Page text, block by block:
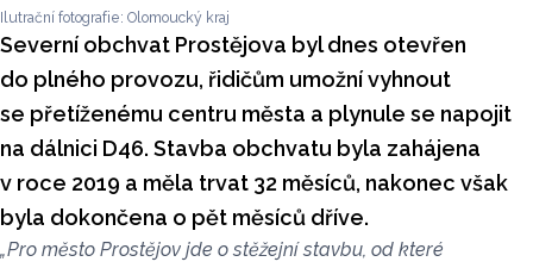
Ilutrační fotografie: Olomoucký kraj
Severní obchvat Prostějova byl dnes otevřen
do plného provozu, řidičům umožní vyhnout
se přetíženému centru města a plynule se napojit
na dálnici D46. Stavba obchvatu byla zahájena
v roce 2019 a měla trvat 32 měsíců, nakonec však
byla dokončena o pět měsíců dříve.
„Pro město Prostějov jde o stěžejní stavbu, od které